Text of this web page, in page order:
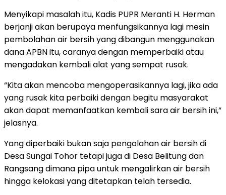
Menyikapi masalah itu, Kadis PUPR Meranti H. Herman
berjanji akan berupaya menfungsikannya lagi mesin
pembolahan air bersih yang dibangun menggunakan
dana APBN itu, caranya dengan memperbaiki atau
mengadakan kembali alat yang sempat rusak.
“Kita akan mencoba mengoperasikannya lagi, jika ada
yang rusak kita perbaiki dengan begitu masyarakat
akan dapat memanfaatkan kembali sara air bersih ini,”
jelasnya.
Yang diperbaiki bukan saja pengolahan air bersih di
Desa Sungai Tohor tetapi juga di Desa Belitung dan
Rangsang dimana pipa untuk mengalirkan air bersih
hingga kelokasi yang ditetapkan telah tersedia.